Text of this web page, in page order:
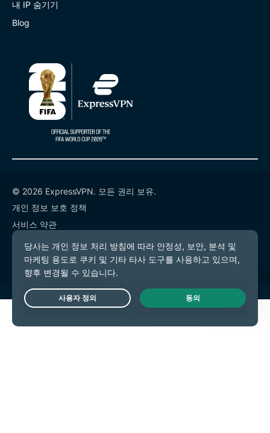
내 IP 숨기기
Blog
© 2026 ExpressVPN. 모든 권리 보유.
개인 정보 보호 정책
서비스 약관
쿠키 기본 설정
Live Chat